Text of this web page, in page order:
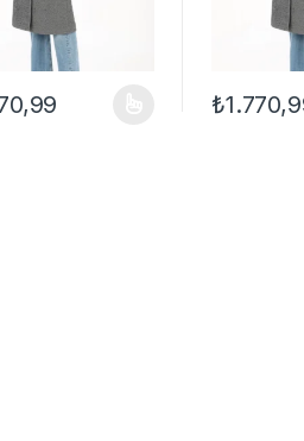
ürün sayfasından seçilebilir
birden fazla varyasyonu var.
₺
Bu ürünün